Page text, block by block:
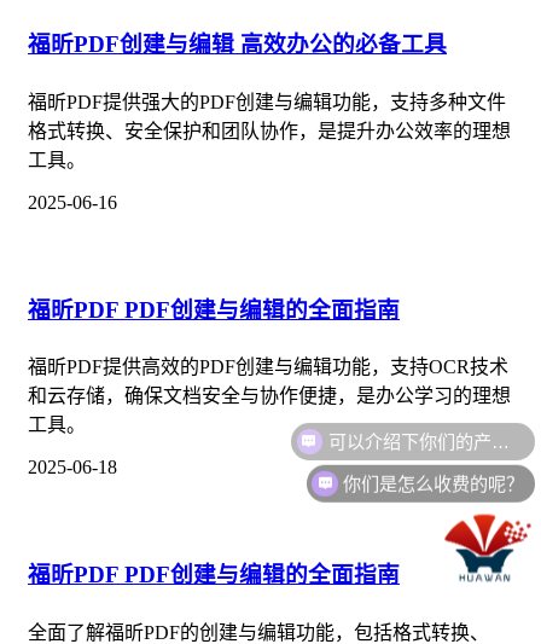
福昕PDF创建与编辑 高效办公的必备工具
福昕PDF提供强大的PDF创建与编辑功能，支持多种文件
格式转换、安全保护和团队协作，是提升办公效率的理想
工具。
2025-06-16
福昕PDF PDF创建与编辑的全面指南
福昕PDF提供高效的PDF创建与编辑功能，支持OCR技术
和云存储，确保文档安全与协作便捷，是办公学习的理想
工具。
2025-06-18
福昕PDF PDF创建与编辑的全面指南
全面了解福昕PDF的创建与编辑功能，包括格式转换、
可以介绍下你们的产品么？
你们是怎么收费的呢？